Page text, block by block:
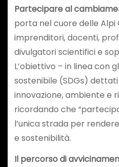
Partecipare al
porta nel cuore delle Alpi
imprenditori, docenti,
divulgatori scientifici e
L’obiettivo – in linea con
sostenibile (SDGs) dettati
innovazione, ambiente e
ricordando che
l’unica strada per
e sostenibilità.
Il percorso di